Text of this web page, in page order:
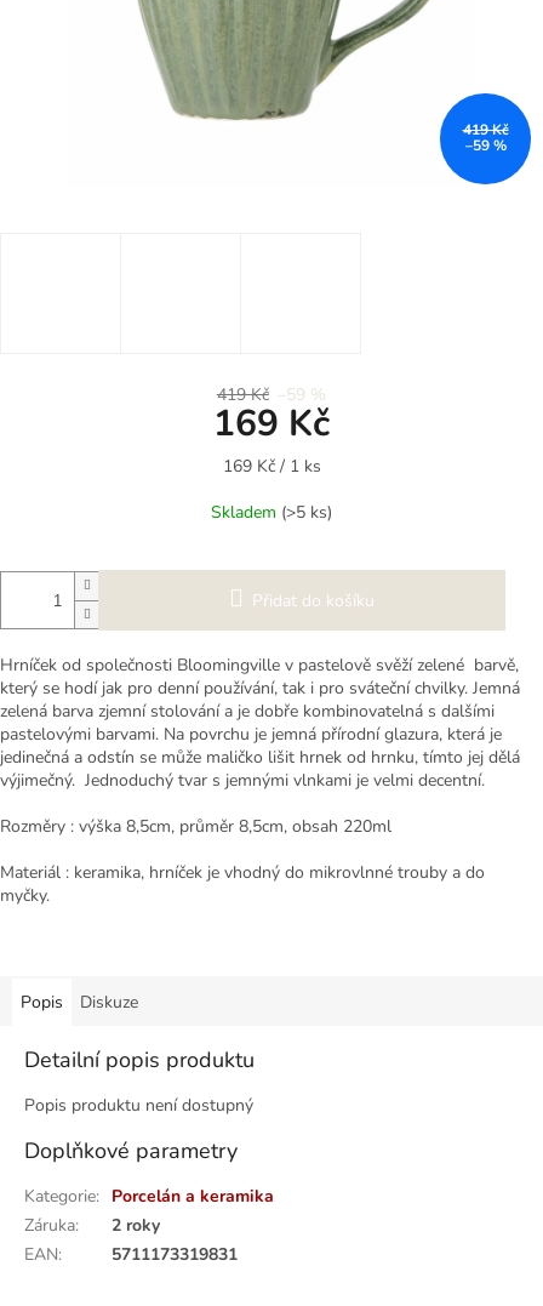
419 Kč
–59 %
419 Kč –59 %
169 Kč
Měrná
169 Kč / 1 ks
Skladem (>5 ks)
Přidat do košíku
Hrníček od společnosti Bloomingville v pastelově svěží zelené barvě,
který se hodí jak pro denní používání, tak i pro sváteční chvilky. Jemná
zelená barva zjemní stolování a je dobře kombinovatelná s dalšími
pastelovými barvami. Na povrchu je jemná přírodní glazura, která je
jedinečná a odstín se může maličko lišit hrnek od hrnku, tímto jej dělá
výjimečný. Jednoduchý tvar s jemnými vlnkami je velmi decentní.
Rozměry : výška 8,5cm, průměr 8,5cm, obsah 220ml
Materiál : keramika, hrníček je vhodný do mikrovlnné trouby a do
myčky.
Popis Diskuze
Detailní popis produktu
Popis produktu není dostupný
Doplňkové parametry
Kategorie: Porcelán a keramika
Záruka:
2 roky
EAN: 5711173319831